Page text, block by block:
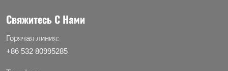
Свяжитесь С Нами
Горячая линия:
+86 532 80995285